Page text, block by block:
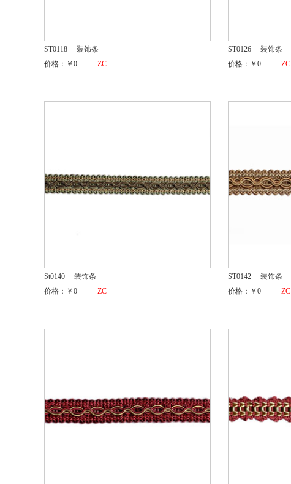
ST0118
装饰条
价格：￥0
ZC
ST0126
装饰条
价格：￥0
ZC
St0140
装饰条
价格：￥0
ZC
ST0142
装饰条
价格：￥0
ZC